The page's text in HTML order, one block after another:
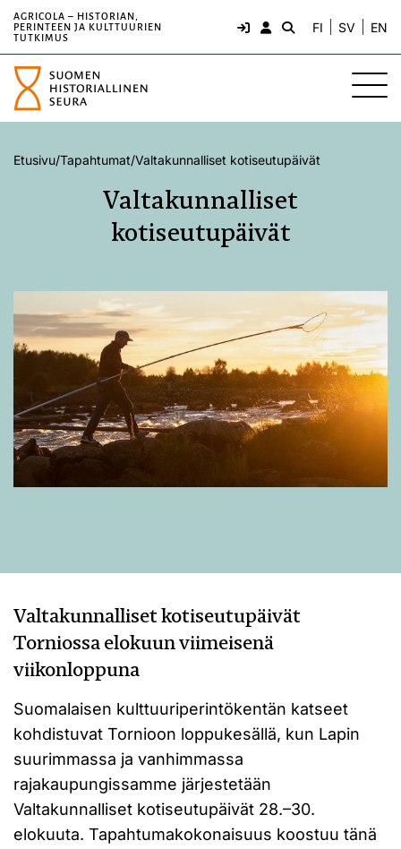
AGRICOLA – HISTORIAN,
PERINTEEN JA KULTTUURIEN
TUTKIMUS
FI SV EN
Etusivu/Tapahtumat/Valtakunnalliset kotiseutupäivät
Valtakunnalliset
kotiseutupäivät
Valtakunnalliset kotiseutupäivät
Torniossa elokuun viimeisenä
viikonloppuna
Suomalaisen kulttuuriperintökentän katseet
kohdistuvat Tornioon loppukesällä, kun Lapin
suurimmassa ja vanhimmassa
rajakaupungissamme järjestetään
Valtakunnalliset kotiseutupäivät 28.–30.
elokuuta. Tapahtumakokonaisuus koostuu tänä